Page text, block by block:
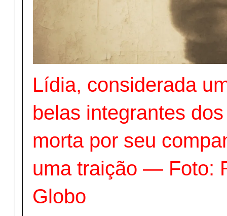
Lídia, considerada
belas integrantes
morta por seu
uma traição — Foto:
Globo